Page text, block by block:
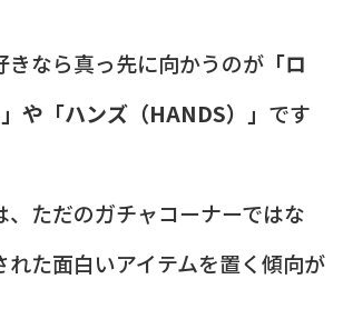
きなら真っ先に向かうのが 「ロ
や「ハンズ（HANDS）」 です
、ただのガチャコーナーではな
れた面白いアイテムを置く傾向が